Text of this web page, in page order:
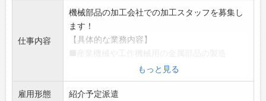
スできます♪
・派遣スタッフ・ブランク・無資格 活躍中！
・学歴不問・経験不問で、フリーターや新卒の
◆給与前払い制度あり！
仕事内容
機械部品の加工会社での加工スタッフを募集し
ます！
【具体的な業務内容】
・NC旋盤やマシニングセンターを使用した金属
加工
・バリ取り作業などの仕上げ工程
もっと見る
雇用形態 紹介予定派遣